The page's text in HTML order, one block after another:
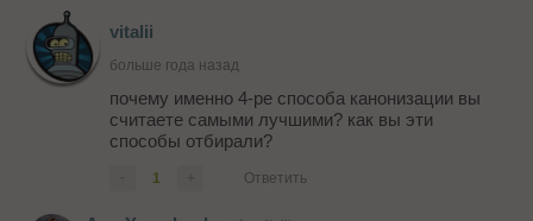
vitalii
больше года назад
почему именно 4-ре способа канонизации вы
считаете самыми лучшими? как вы эти
способы отбирали?
1 Ответить